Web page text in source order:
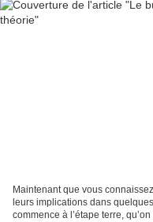
Maintenant que vous
leurs implications dans
commence à l’étape terre,